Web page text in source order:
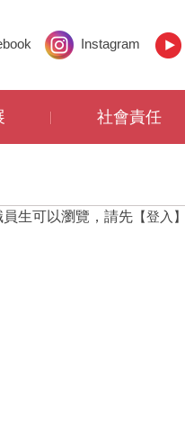
Instagram
社會責任
生可以瀏覽，請先 【登入】